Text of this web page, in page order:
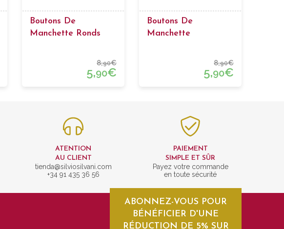
Boutons De
Manchette Ronds
8,90€
5,90€
Boutons De
Manchette
Forme De Baril Bleu
Pale Et Rouge
8,90€
5,90€
ATENTION
AU CLIENT
tienda@silviosilvani.com
+34 91 435 36 56
PAIEMENT
SIMPLE ET SÛR
Payez votre commande
en toute sécurité
ABONNEZ-VOUS POUR
BÉNÉFICIER D'UNE
RÉDUCTION DE 5% SUR